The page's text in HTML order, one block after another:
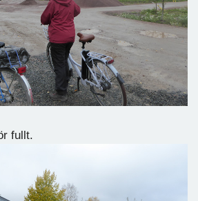
fullt.